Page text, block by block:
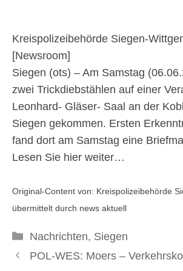
Hinweise
8. Juni 2026
Kreispolizeibehörde Siegen-
[Newsroom]
Siegen (ots) – Am Samstag
zwei Trickdiebstählen auf einer
Leonhard- Gläser- Saal an der
Siegen gekommen. Ersten
fand dort am Samstag eine
Lesen Sie hier weiter…
Original-Content von: Kreispolizeibehörde
übermittelt durch news aktuell
Kategorien
Nachrichten, Siegen
POL-WES: Moers –